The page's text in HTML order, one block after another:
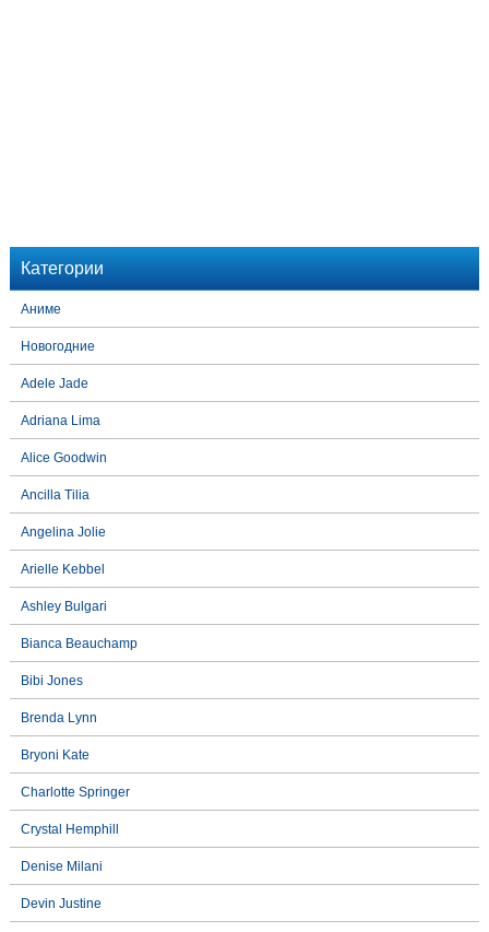
Категории
Аниме
Новогодние
Adele Jade
Adriana Lima
Alice Goodwin
Ancilla Tilia
Angelina Jolie
Arielle Kebbel
Ashley Bulgari
Bianca Beauchamp
Bibi Jones
Brenda Lynn
Bryoni Kate
Charlotte Springer
Crystal Hemphill
Denise Milani
Devin Justine